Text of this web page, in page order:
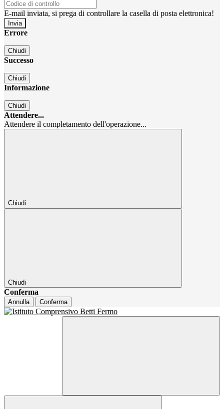
E-mail inviata, si prega di controllare la casella di posta elettronica!
Errore
Chiudi
Successo
Chiudi
Informazione
Chiudi
Attendere...
Attendere il completamento dell'operazione...
Chiudi
Chiudi
Conferma
Annulla Conferma